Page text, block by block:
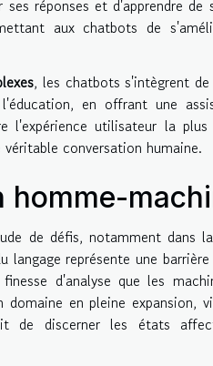
réponses et d'apprendre de
aux chatbots de
, les chatbots s'intègrent
en offrant une
utilisateur la
conversation humaine.
homme-
de défis, notamment dans
langage représente une
d'analyse que les
domaine en pleine expansion,
de discerner les états